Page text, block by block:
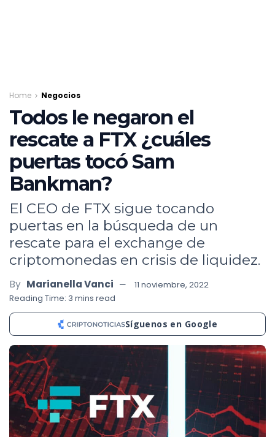
Home Negocios
Todos le negaron el
rescate a FTX ¿cuáles
puertas tocó Sam
Bankman?
El CEO de FTX sigue tocando
puertas en la búsqueda de un
rescate para el exchange de
criptomonedas en crisis de liquidez.
By Marianella Vanci
11 noviembre, 2022
Reading Time: 3 mins read
Síguenos en Google